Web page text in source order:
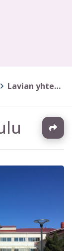
> Lavian yhtenäiskoulu